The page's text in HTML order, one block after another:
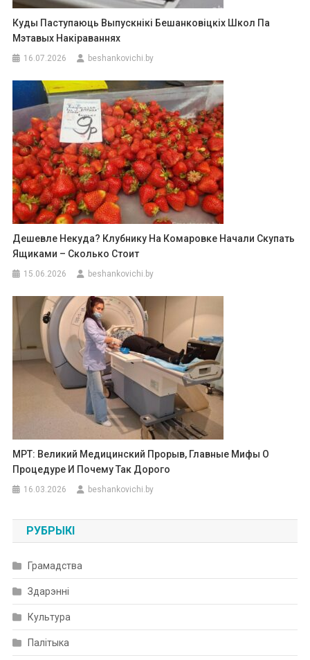
Куды Паступаюць Выпускнікі Бешанковіцкіх Школ Па
Мэтавых Накіраваннях
16.07.2026 beshankovichi.by
Дешевле Некуда? Клубнику На Комаровке Начали Скупать
Ящиками – Сколько Стоит
15.06.2026 beshankovichi.by
МРТ: Великий Медицинский Прорыв, Главные Мифы О
Процедуре И Почему Так Дорого
16.03.2026 beshankovichi.by
РУБРЫКІ
Грамадства
Здарэнні
Культура
Палітыка